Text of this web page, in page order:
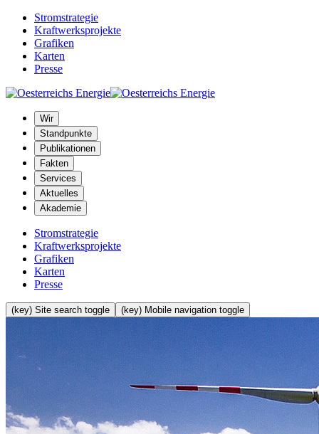
Stromstrategie
Kraftwerksprojekte
Grafiken
Karten
Presse
Wir
Standpunkte
Publikationen
Fakten
Services
Aktuelles
Akademie
Stromstrategie
Kraftwerksprojekte
Grafiken
Karten
Presse
(key) Site search toggle (key) Mobile navigation toggle